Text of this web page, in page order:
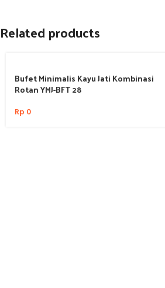
Related products
Bufet Minimalis Kayu Jati Kombinasi
Rotan YMJ-BFT 28
Rp 0